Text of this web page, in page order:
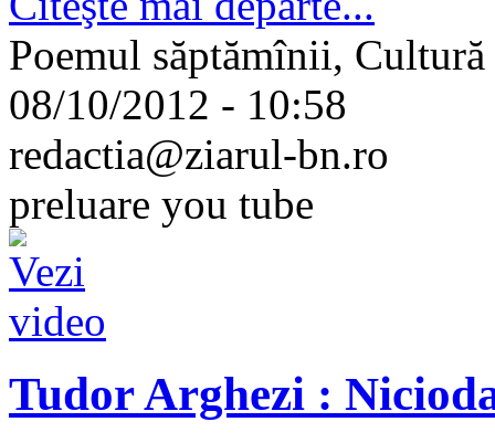
Poemul săptămînii, Cultură
08/10/2012 - 10:58
redactia@ziarul-bn.ro
preluare you tube
Tudor Arghezi :